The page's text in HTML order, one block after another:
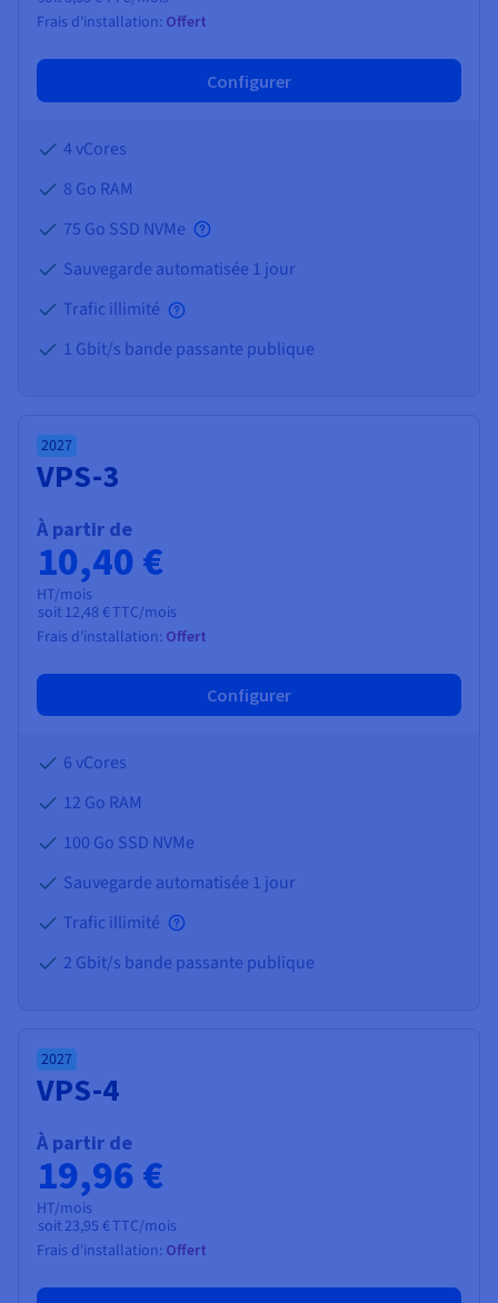
Frais d'installation: Offert
Configurer
4 vCores
8 Go RAM
75 Go SSD NVMe
Sauvegarde automatisée 1 jour
Trafic illimité
1 Gbit/s bande passante publique
2027
VPS-3
À partir de
10,40 €
HT/mois
soit 12,48 €TTC/mois
Frais d'installation: Offert
Configurer
6 vCores
12 Go RAM
100 Go SSD NVMe
Sauvegarde automatisée 1 jour
Trafic illimité
2 Gbit/s bande passante publique
2027
VPS-4
À partir de
19,96 €
HT/mois
soit 23,95 €TTC/mois
Frais d'installation: Offert